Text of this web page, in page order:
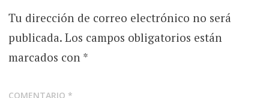
Tu dirección de correo electrónico no será
publicada. Los campos obligatorios están
marcados con *
COMENTARIO *